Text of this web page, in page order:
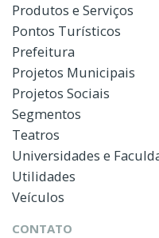
Produtos e Serviços
Pontos Turísticos
Prefeitura
Projetos Municipais
Projetos Sociais
Segmentos
Teatros
Universidades e
Utilidades
Veículos
CONTATO